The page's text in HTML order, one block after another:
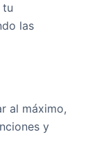
tu
las
al máximo,
y